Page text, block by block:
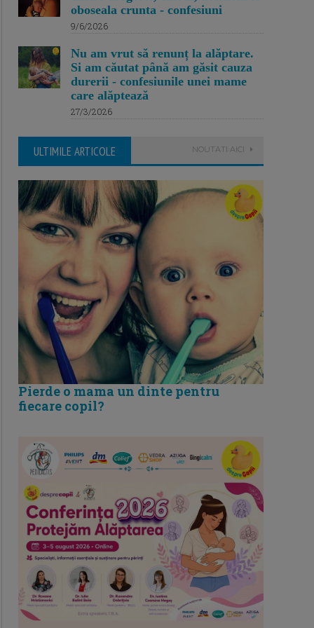
oboseala crunta - confesiuni
9/6/2026
Nu am vrut să renunț la alăptare.
Si am căutat până am găsit cauza
durerii - confesiunile unei mame
care alăptează
27/3/2026
ULTIMILE ARTICOLE NOUTATI AICI
Pierde o mama un dinte pentru
fiecare copil?